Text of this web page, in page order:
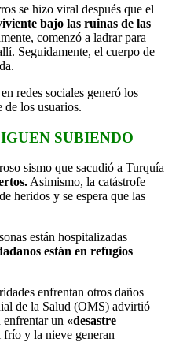
se hizo viral después que el
bajo las ruinas de las
comenzó a ladrar para
Seguidamente, el cuerpo de
redes sociales generó los
de los usuarios.
SUBIENDO
sismo que sacudió a Turquía
Asimismo, la catástrofe
heridos y se espera que las
están hospitalizadas
están en refugios
enfrentan otros daños
de la Salud (OMS) advirtió
un «desastre
frío y la nieve generan